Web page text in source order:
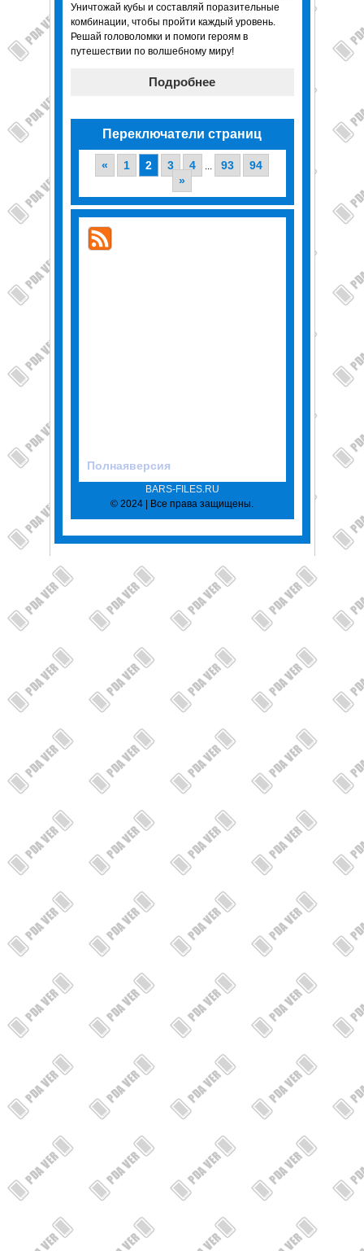
Уничтожай кубы и составляй поразительные
комбинации, чтобы пройти каждый уровень.
Решай головоломки и помоги героям в
путешествии по волшебному миру!
Подробнее
Переключатели страниц
« 1 2 3 4 ... 93
94
»
Полнаяверсия
BARS-FILES.RU
© 2024 | Все права защищены.